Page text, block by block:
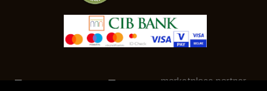
marketplace partner